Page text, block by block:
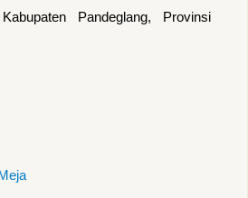
Pandeglang, Provinsi